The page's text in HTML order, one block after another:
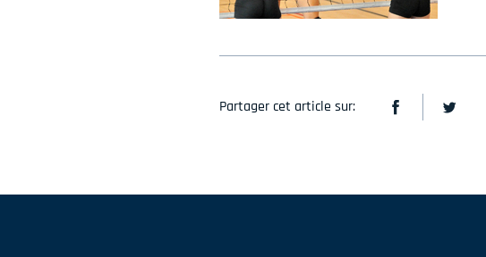
Partager cet article sur: